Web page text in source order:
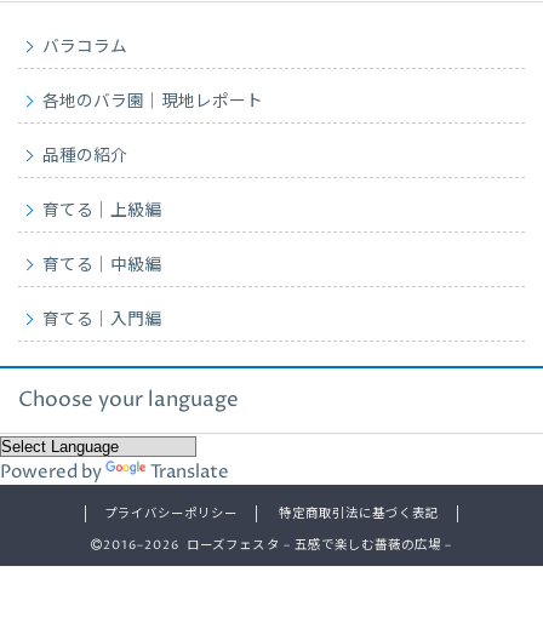
バラコラム
各地のバラ園｜現地レポート
品種の紹介
育てる｜上級編
育てる｜中級編
育てる｜入門編
Choose your language
Powered by Translate
プライバシーポリシー
特定商取引法に基づく表記
2016–2026 ローズフェスタ – 五感で楽しむ薔薇の広場 –